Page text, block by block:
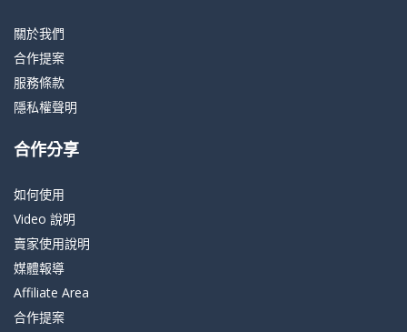
關於我們
合作提案
服務條款
隱私權聲明
合作分享
如何使用
Video 說明
賣家使用說明
媒體報導
Affiliate Area
合作提案